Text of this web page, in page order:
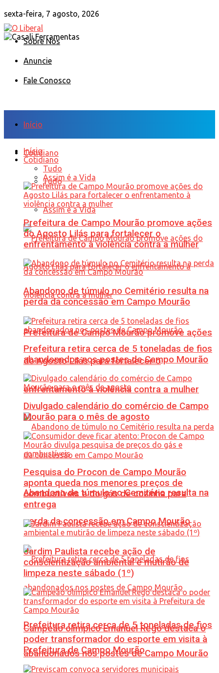
sexta-feira, 7 agosto, 2026
Sobre Nós
Anuncie
Fale Conosco
Início
Cotidiano
Tudo
Assim é a Vida
Prefeitura de Campo Mourão promove ações
do Agosto Lilás para fortalecer o
enfrentamento à violência contra a mulher
Abandono de túmulo no Cemitério resulta na
perda da concessão em Campo Mourão
Prefeitura retira cerca de 5 toneladas de fios
abandonados nos postes de Campo Mourão
Início
Cotidiano
Tudo
Assim é a Vida
Prefeitura de Campo Mourão promove ações
do Agosto Lilás para fortalecer o
enfrentamento à violência contra a mulher
Abandono de túmulo no Cemitério resulta na
perda da concessão em Campo Mourão
Prefeitura retira cerca de 5 toneladas de fios
abandonados nos postes de Campo Mourão
Divulgado calendário do comércio de Campo
Mourão para o mês de agosto
Pesquisa do Procon de Campo Mourão
aponta queda nos menores preços de
combustíveis e do gás de cozinha para
entrega
Jardim Paulista recebe ação de
conscientização ambiental e mutirão de
limpeza neste sábado (1º)
Campeão olímpico Emanuel Rego destaca o
poder transformador do esporte em visita à
Prefeitura de Campo Mourão